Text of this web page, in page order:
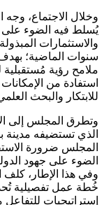
وخلال الاجتماع، وجه
يُسلط فيه الضوء على
والاستثمارات
سنوات الماضية؛
ملامح رؤية
استفادة من
للابتكار والبحث
الذي تستضيفه مدينة
المجلس ضرورة
الضوء على جهود
وفي هذا الإطار،
خُطة عمل تفصيلية
إستراتيجيات